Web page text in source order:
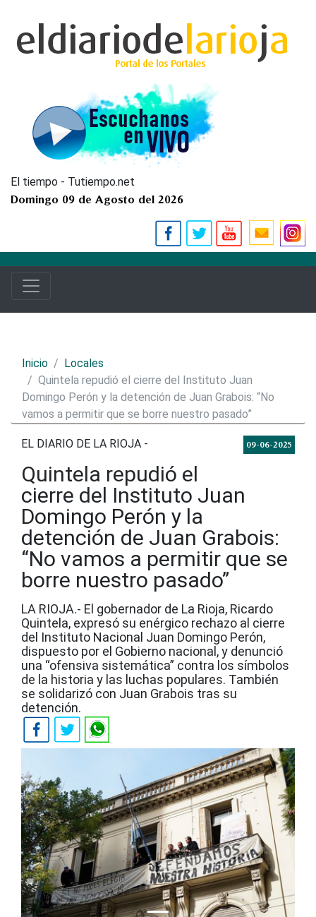
El tiempo - Tutiempo.net
Domingo 09 de Agosto del 2026
Inicio
Locales
Quintela repudió el cierre del Instituto Juan
Domingo Perón y la detención de Juan Grabois: “No
vamos a permitir que se borre nuestro pasado”
09-06-2025
EL DIARIO DE LA RIOJA -
Quintela repudió el
cierre del Instituto Juan
Domingo Perón y la
detención de Juan Grabois:
“No vamos a permitir que se
borre nuestro pasado”
LA RIOJA.- El gobernador de La Rioja, Ricardo
Quintela, expresó su enérgico rechazo al cierre
del Instituto Nacional Juan Domingo Perón,
dispuesto por el Gobierno nacional, y denunció
una “ofensiva sistemática” contra los símbolos
de la historia y las luchas populares. También
se solidarizó con Juan Grabois tras su
detención.